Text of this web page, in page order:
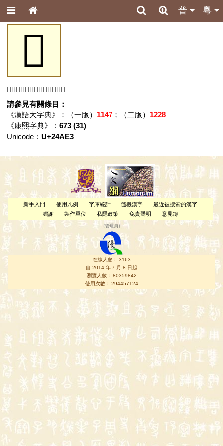
粵
普
𤫣
「𤫣」字未收錄於本資料庫。
請參見有關條目：
《漢語大字典》：（一版） 1147；（二版） 1228
《康熙字典》： 673 (31)
Unicode： U+24AE3
新手入門 使用凡例 字庫統計 隨機漢字
最近被搜索的漢字
鳴謝
製作單位 私隱政策 免責聲明 意見簿
（管理員 ）
在線人數： 3163
自 2014 年 7 月 8 日起
瀏覽人數： 80359842
使用次數： 294457124